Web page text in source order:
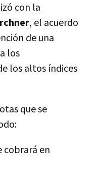
con la
, el acuerdo
de una
los
los altos índices
que se
cobrará en